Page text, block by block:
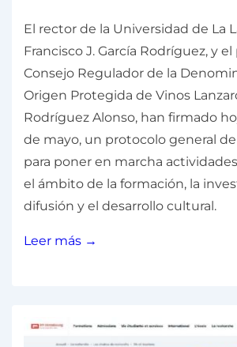
El rector de la Universidad de La
Francisco J. García Rodríguez, y
Consejo Regulador de la
Origen Protegida de Vinos
Rodríguez Alonso, han firmado
de mayo, un protocolo general
para poner en marcha
el ámbito de la formación, la
difusión y el desarrollo cultural.
Leer más →